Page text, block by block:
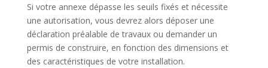
Si votre annexe dépasse les seuils fixés et nécessite
une autorisation, vous devrez alors déposer une
déclaration préalable de travaux ou demander un
permis de construire, en fonction des dimensions et
des caractéristiques de votre installation.